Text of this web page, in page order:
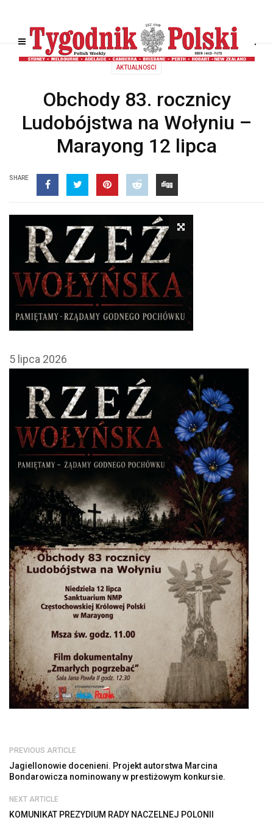
AKTUALNOŚCI
Obchody 83. rocznicy
Ludobójstwa na Wołyniu –
Marayong 12 lipca
SHARE
5 lipca 2026
PREVIOUS ARTICLE
Jagiellonowie docenieni. Projekt autorstwa Marcina
Bondarowicza nominowany w prestiżowym konkursie.
NEXT ARTICLE
KOMUNIKAT PREZYDIUM RADY NACZELNEJ POLONII